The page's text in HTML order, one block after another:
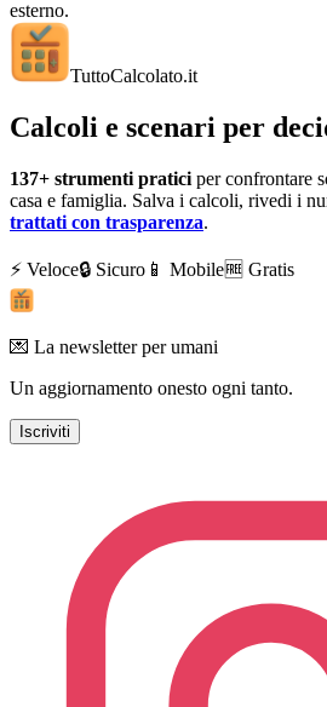
esterno.
TuttoCalcolato.it
Calcoli e scenari per
137+ strumenti pratici per confrontare
casa e famiglia. Salva i calcoli, rivedi i
trattati con trasparenza.
⚡ Veloce🔒 Sicuro 📱 Mobile🆓 Gratis
💌 La newsletter per umani
Un aggiornamento onesto ogni tanto.
Iscriviti